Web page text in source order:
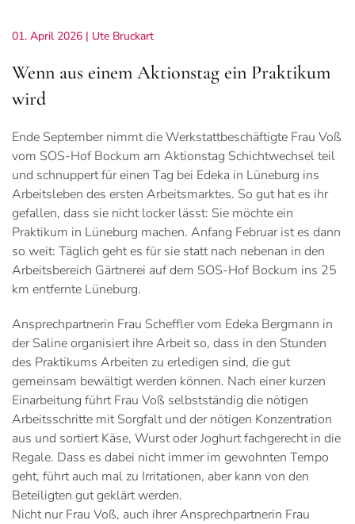
01. April 2026 | Ute Bruckart
Wenn aus einem Aktionstag ein Praktikum
wird
Ende September nimmt die Werkstattbeschäftigte Frau Voß
vom SOS-Hof Bockum am Aktionstag Schichtwechsel teil
und schnuppert für einen Tag bei Edeka in Lüneburg ins
Arbeitsleben des ersten Arbeitsmarktes. So gut hat es ihr
gefallen, dass sie nicht locker lässt: Sie möchte ein
Praktikum in Lüneburg machen. Anfang Februar ist es dann
so weit: Täglich geht es für sie statt nach nebenan in den
Arbeitsbereich Gärtnerei auf dem SOS-Hof Bockum ins 25
km entfernte Lüneburg.
Ansprechpartnerin Frau Scheffler vom Edeka Bergmann in
der Saline organisiert ihre Arbeit so, dass in den Stunden
des Praktikums Arbeiten zu erledigen sind, die gut
gemeinsam bewältigt werden können. Nach einer kurzen
Einarbeitung führt Frau Voß selbstständig die nötigen
Arbeitsschritte mit Sorgfalt und der nötigen Konzentration
aus und sortiert Käse, Wurst oder Joghurt fachgerecht in die
Regale. Dass es dabei nicht immer im gewohnten Tempo
geht, führt auch mal zu Irritationen, aber kann von den
Beteiligten gut geklärt werden.
Nicht nur Frau Voß, auch ihrer Ansprechpartnerin Frau